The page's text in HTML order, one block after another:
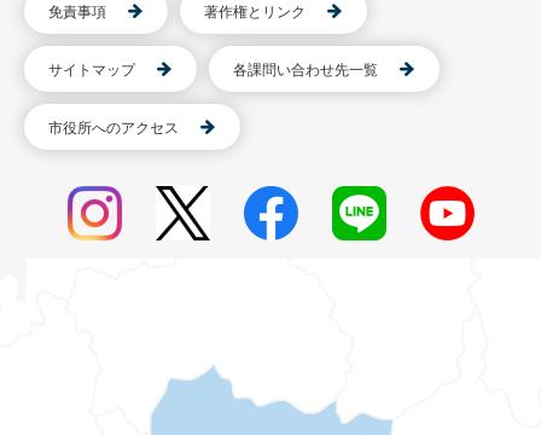
免責事項 著作権とリンク
サイトマップ 各課問い合わせ先一覧
市役所へのアクセス